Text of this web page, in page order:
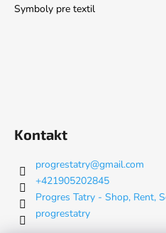
Symboly pre textil
Kontakt
progrestatry@gmail.com
+421905202845
Progres Tatry - Shop, Rent,
progrestatry